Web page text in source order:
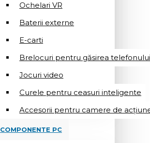
Ochelari VR
Baterii externe
E-carti
Brelocuri pentru găsirea telefonului
Jocuri video
Curele pentru ceasuri inteligente
Accesorii pentru camere de
COMPONENTE PC